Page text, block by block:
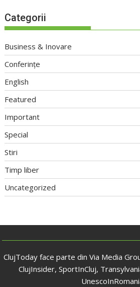
Categorii
Business & Inovare
Conferințe
English
Featured
Important
Special
Stiri
Timp liber
Uncategorized
ClujToday face parte din Via Media
ClujInsider, SportInCluj,